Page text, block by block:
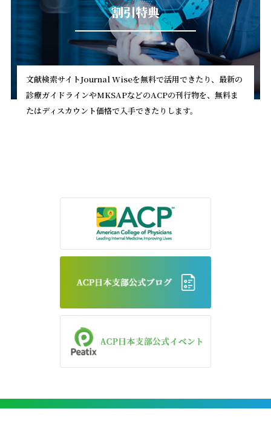
割引特典
文献検索サイトJournal Wiseを無料で活用できたり、最新の
診療ガイドラインやMKSAPなどのACPの刊行物を、無料ま
たはディスカウント価格で入手できたりします。